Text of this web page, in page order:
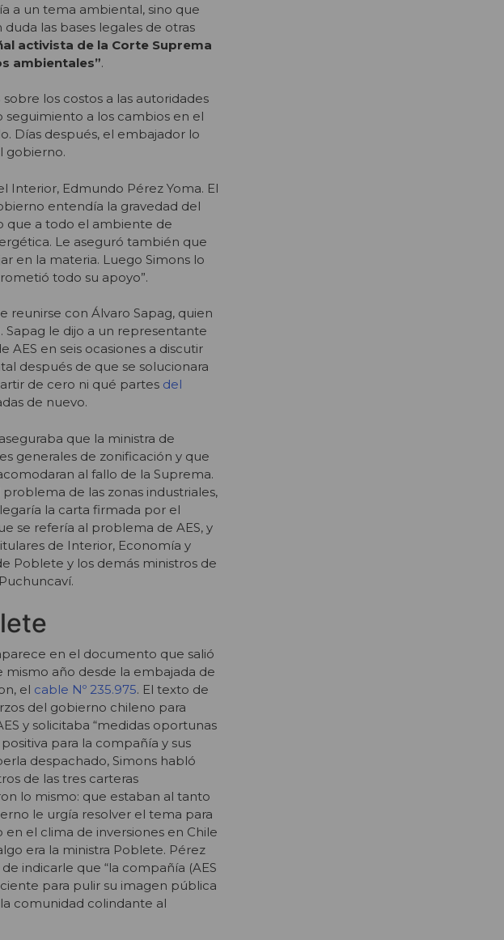
a un tema ambiental, sino que
las bases legales de otras
activista de la Corte Suprema
ambientales”.
los costos a las autoridades
seguimiento a los cambios en el
Días después, el embajador lo
gobierno.
Interior, Edmundo Pérez Yoma. El
entendía la gravedad del
que a todo el ambiente de
Le aseguró también que
en la materia. Luego Simons lo
todo su apoyo”.
reunirse con Álvaro Sapag, quien
Sapag le dijo a un representante
en seis ocasiones a discutir
después de que se solucionara
de cero ni qué partes del
de nuevo.
que la ministra de
generales de zonificación y que
al fallo de la Suprema.
de las zonas industriales,
la carta firmada por el
se refería al problema de AES, y
de Interior, Economía y
Poblete y los demás ministros de
en el documento que salió
año desde la embajada de
el cable Nº 235.975. El texto de
del gobierno chileno para
y solicitaba “medidas oportunas
para la compañía y sus
despachado, Simons habló
de las tres carteras
lo mismo: que estaban al tanto
le urgía resolver el tema para
el clima de inversiones en Chile
era la ministra Poblete. Pérez
indicarle que “la compañía (AES
para pulir su imagen pública
comunidad colindante al